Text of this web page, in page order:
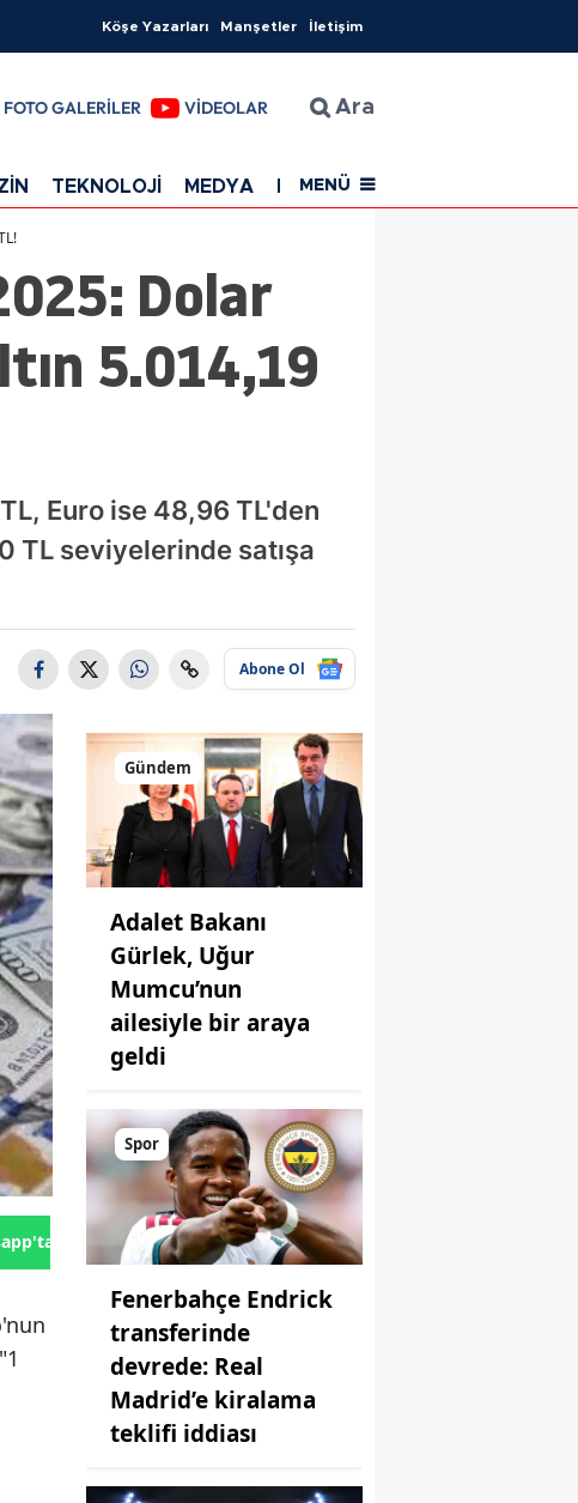
Köşe Yazarları Manşetler İletişim
FOTO GALERİLER VİDEOLAR Ara
TEKNOLOJİ MEDYA EĞİTİM SAĞLIK
MENÜ
Dolar
5.014,19
Euro ise 48,96 TL'den
TL seviyelerinde satışa
Abone Ol
Gönder
Gündem
Adalet Bakanı
Gürlek, Uğur
Mumcu’nun
ailesiyle bir araya
geldi
Spor
Fenerbahçe Endrick
transferinde
devrede: Real
Madrid’e kiralama
teklifi iddiası